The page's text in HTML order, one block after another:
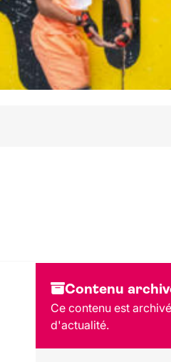
Contenu
Ce contenu est
d'actualité.